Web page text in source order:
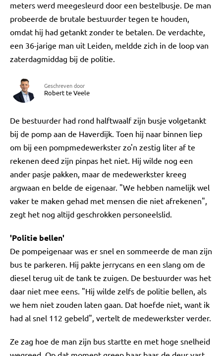
meters werd meegesleurd door een bestelbusje. De man
probeerde de brutale bestuurder tegen te houden,
omdat hij had getankt zonder te betalen. De verdachte,
een 36-jarige man uit Leiden, meldde zich in de loop van
zaterdagmiddag bij de politie.
Geschreven door
Robert te Veele
De bestuurder had rond halftwaalf zijn busje volgetankt
bij de pomp aan de Haverdijk. Toen hij naar binnen liep
om bij een pompmedewerkster zo'n zestig liter af te
rekenen deed zijn pinpas het niet. Hij wilde nog een
ander pasje pakken, maar de medewerkster kreeg
argwaan en belde de eigenaar. "We hebben namelijk wel
vaker te maken gehad met mensen die niet afrekenen",
zegt het nog altijd geschrokken personeelslid.
'Politie bellen'
De pompeigenaar was er snel en sommeerde de man zijn
bus te parkeren. Hij pakte jerrycans en een slang om de
diesel terug uit de tank te zuigen. De bestuurder was het
daar niet mee eens. "Hij wilde zelfs de politie bellen, als
we hem niet zouden laten gaan. Dat hoefde niet, want ik
had al snel 112 gebeld", vertelt de medewerkster verder.
Ze zag hoe de man zijn bus startte en met hoge snelheid